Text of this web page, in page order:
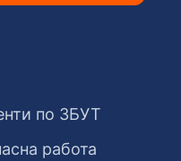
по ЗБУТ
работа